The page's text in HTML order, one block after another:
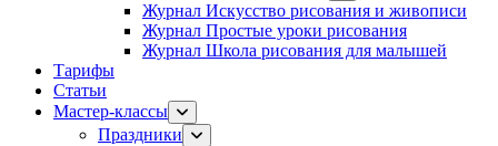
Журнал Искусство рисования и живописи
Журнал Простые уроки рисования
Журнал Школа рисования для малышей
Тарифы
Статьи
Мастер-классы
Праздники